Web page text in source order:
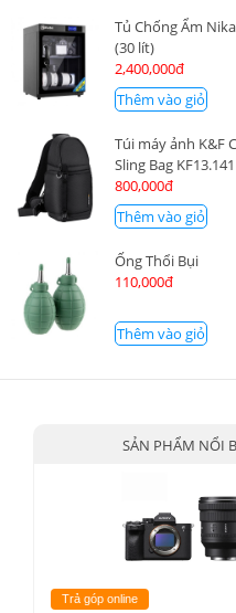
Tủ Chống Ẩm
(30 lít)
2,400,000đ
Thêm vào giỏ
Túi máy ảnh K&F
Sling Bag KF13.141
800,000đ
Thêm vào giỏ
Ống Thổi Bụi
110,000đ
Thêm vào giỏ
SẢN PHẨM NỔI
Trả góp online